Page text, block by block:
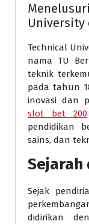
University
Technical
nama TU
teknik
pada tahun
inovasi dan
slot bet 200
pendidikan
sains, dan
Sejarah
Sejak
didirikan